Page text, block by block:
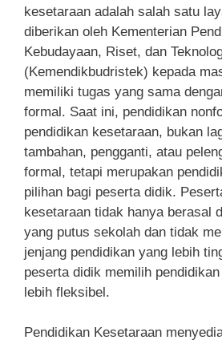
kesetaraan adalah salah satu
diberikan oleh Kementerian
Kebudayaan, Riset, dan
(Kemendikbudristek) kepada
memiliki tugas yang sama
formal. Saat ini, pendidikan
pendidikan kesetaraan, bukan
tambahan, pengganti, atau
formal, tetapi merupakan
pilihan bagi peserta didik.
kesetaraan tidak hanya berasal
yang putus sekolah dan tidak
jenjang pendidikan yang lebih
peserta didik memilih
lebih fleksibel.
Pendidikan Kesetaraan